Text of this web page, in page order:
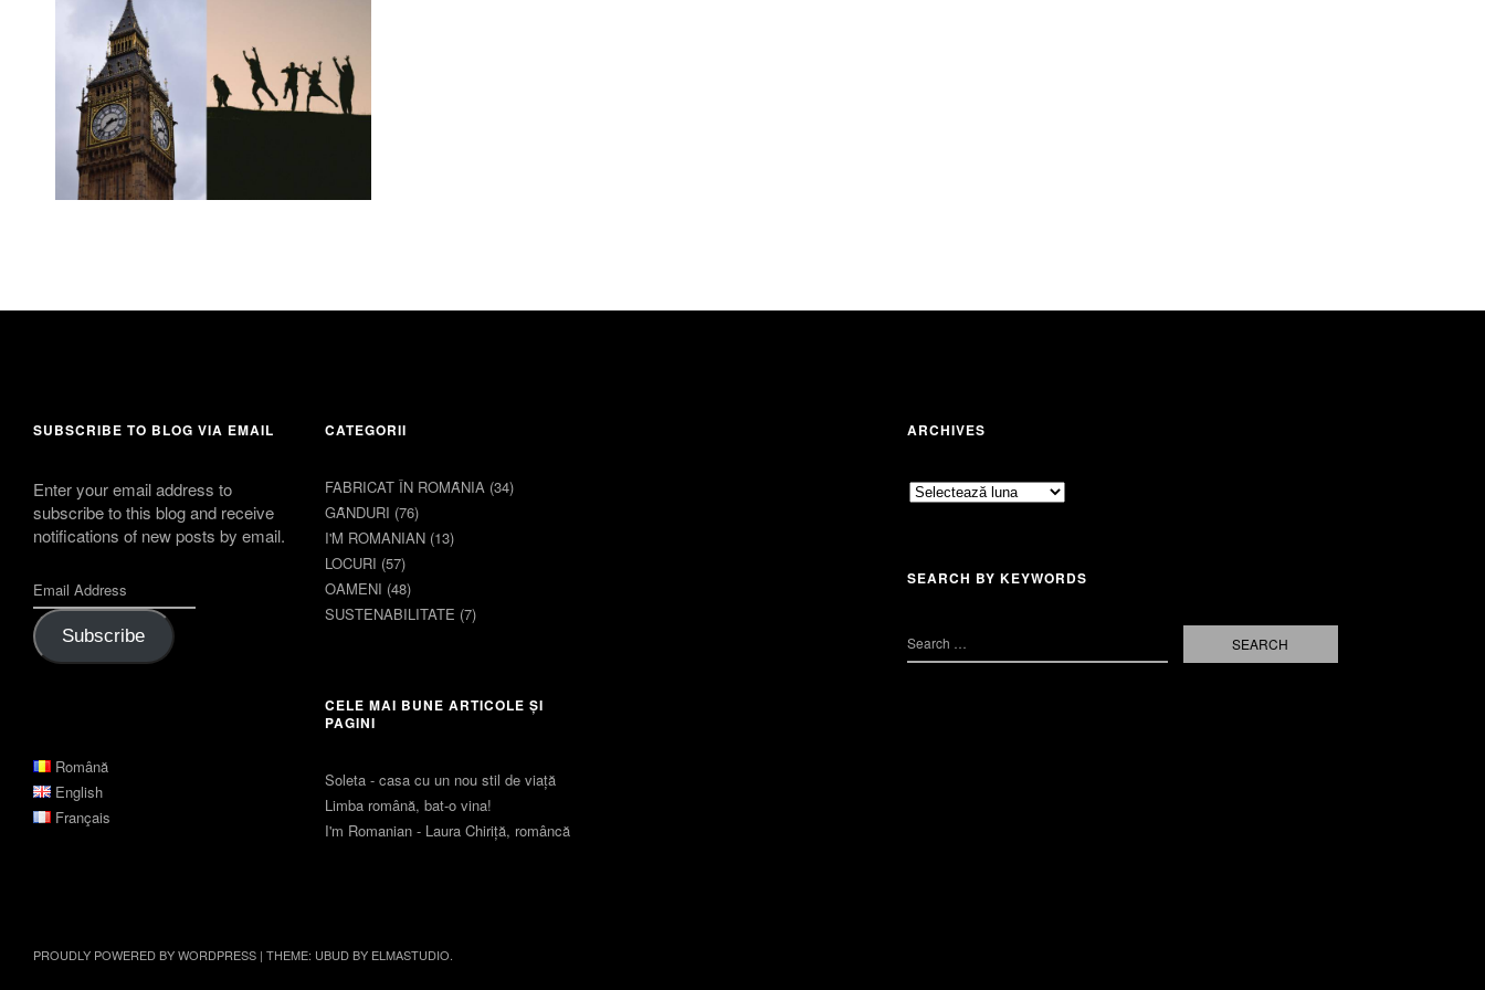
3 mai 2018 Leave a comment
SUBSCRIBE TO BLOG VIA EMAIL
Enter your email address to
subscribe to this blog and receive
notifications of new posts by email.
Subscribe
Română
English
Français
CATEGORII
FABRICAT ÎN ROMȂNIA(34)
GȂNDURI (76)
I'M ROMANIAN(13)
LOCURI (57)
OAMENI (48)
SUSTENABILITATE (7)
CELE MAI BUNE ARTICOLE ȘI
PAGINI
Soleta - casa cu un nou stil de viaţă
Limba română, bat-o vina!
I'm Romanian - Laura Chiriță, româncă
ARCHIVES
Archives
SEARCH BY KEYWORDS
PROUDLY POWERED BY WORDPRESS | THEME: UBUD BY ELMASTUDIO